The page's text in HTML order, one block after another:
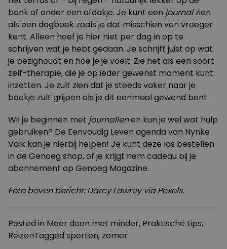
bank of onder een afdakje. Je kunt een journalzien
als een dagboek zoals je dat misschien van vroeger
kent. Alleen hoef je hier niet per dag in op te
schrijven wat je hebt gedaan. Je schrijft juist op wat
je bezighoudt en hoe je je voelt. Zie het als een soort
zelf-therapie, die je op ieder gewenst moment kunt
inzetten. Je zult zien dat je steeds vaker naar je
boekje zult grijpen als je dit eenmaal gewend bent.
Wil je beginnen met journallenen kun je wel wat hulp
gebruiken? De Eenvoudig Leven agenda van Nynke
Valk kan je hierbij helpen! Je kunt deze los bestellen
in de Genoeg shop, of je krijgt hem cadeau bij je
abonnement op Genoeg Magazine.
Foto boven bericht: Darcy Lawrey via Pexels.
Posted in Meer doen met minder, Praktische tips,
ReizenTagged sporten, zomer